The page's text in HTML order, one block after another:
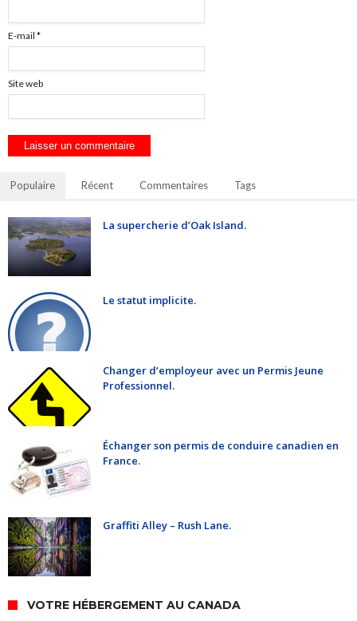
E-mail *
Site web
Populaire Récent Commentaires Tags
La supercherie d’Oak Island.
Le statut implicite.
Changer d’employeur avec un Permis Jeune
Professionnel.
Échanger son permis de conduire canadien en
France.
Graffiti Alley – Rush Lane.
VOTRE HÉBERGEMENT AU CANADA